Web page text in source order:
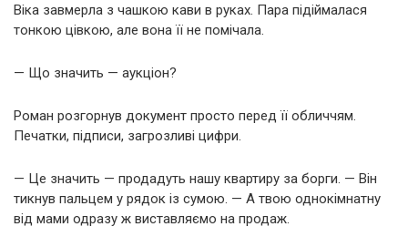
Віка завмерла з чашкою кави в руках. Пара підіймалася
тонкою цівкою, але вона її не помічала.
— Що значить — аукціон?
Роман розгорнув документ просто перед її обличчям.
Печатки, підписи, загрозливі цифри.
— Це значить — продадуть нашу квартиру за борги. — Він
тикнув пальцем у рядок із сумою. — А твою однокімнатну
від мами одразу ж виставляємо на продаж.